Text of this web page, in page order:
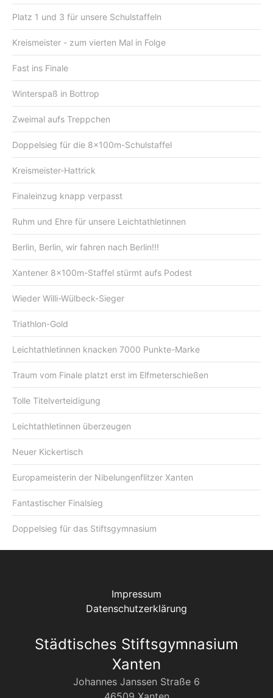
Platz 1 und 3 für unsere Schulstaffeln
Kreismeister - zum vierten Mal in Folge
Fast ins Finale
Winterspaß in Bottrop
Zweimal aufs Treppchen
Doppelsieg für die 8x100m-Schulstaffel
Kreismeister-Hattrick
Finaleinzug knapp verpasst
Ruhm und Ehre für unsere Leichtathletinnen
Berlin, Berlin, wir fahren nach Berlin!!!
Xantener 8x100m-Staffel stürmt aufs Podest
Wieder Willi-Wülbeck-Sieger
Triathlon-Gold
Leichtathletinnen knacken 7000 Punkte-Marke
Traum vom Finale platzt erst im Elfmeterschießen
Tolle Titelverteidigung
Leichtathletinnen überzeugen
Neuer Kickertisch
Europameisterin der Nibelungenflitzer Xanten
Fantastischer Finalsieg
Doppelsieg für das Stiftsgymnasium
Impressum
Datenschutzerklärung
Städtisches Stiftsgymnasium
Xanten
Johannes Janssen Straße 6